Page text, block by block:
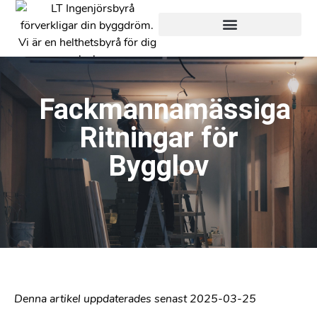
Fackmannamässiga
Ritningar för
Bygglov
Denna artikel uppdaterades senast 2025-03-25